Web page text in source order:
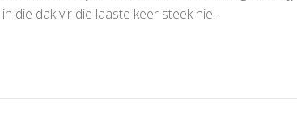
die dak vir die laaste keer steek nie.